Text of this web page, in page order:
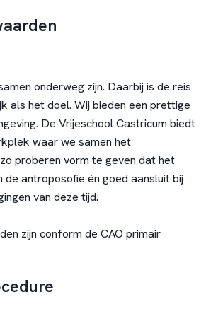
onderweg zijn. Daarbij is de reis
als het doel. Wij bieden een prettige
De Vrijeschool Castricum biedt
waar we samen het
proberen vorm te geven dat het
antroposofie én goed aansluit bij
van deze tijd.
zijn conform de CAO primair